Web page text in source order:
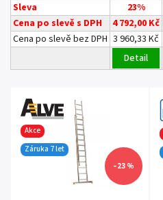
Sleva
23%
Cena po slevě s DPH
4 792,00 Kč
Cena po slevě bez DPH 3 960,33 Kč
Detail
Akce
Záruka 7 let
–23 %